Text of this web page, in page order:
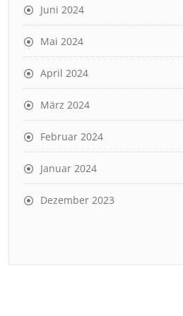
Juni 2024
Mai 2024
April 2024
März 2024
Februar 2024
Januar 2024
Dezember 2023